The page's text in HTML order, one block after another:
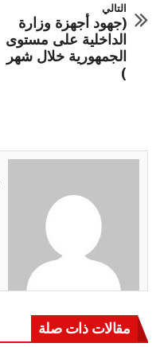
التالي
(جهود أجهزة وزارة
الداخلية على مستوى
الجمهورية خلال شهر
مقالات ذات صلة